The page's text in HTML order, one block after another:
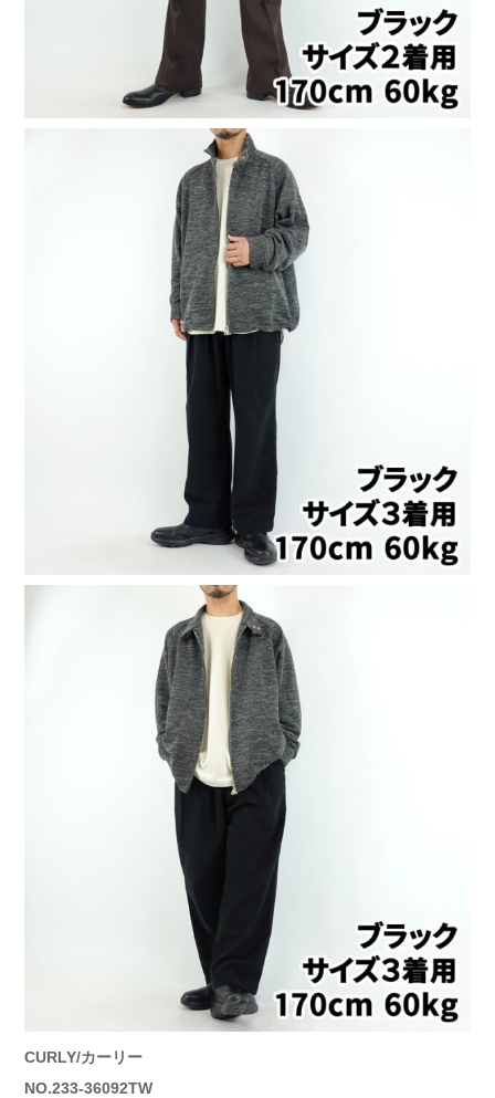
CURLY/カーリー
NO.233-36092TW